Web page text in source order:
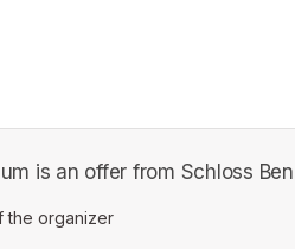
is an offer from Schloss
the organizer